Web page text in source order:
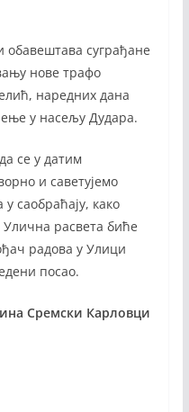
суграђане
нове трафо
наредних дана
у насељу Дудара.
се у датим
и саветујемо
саобраћају, како
расвета биће
радова у Улици
посао.
Сремски Карловци